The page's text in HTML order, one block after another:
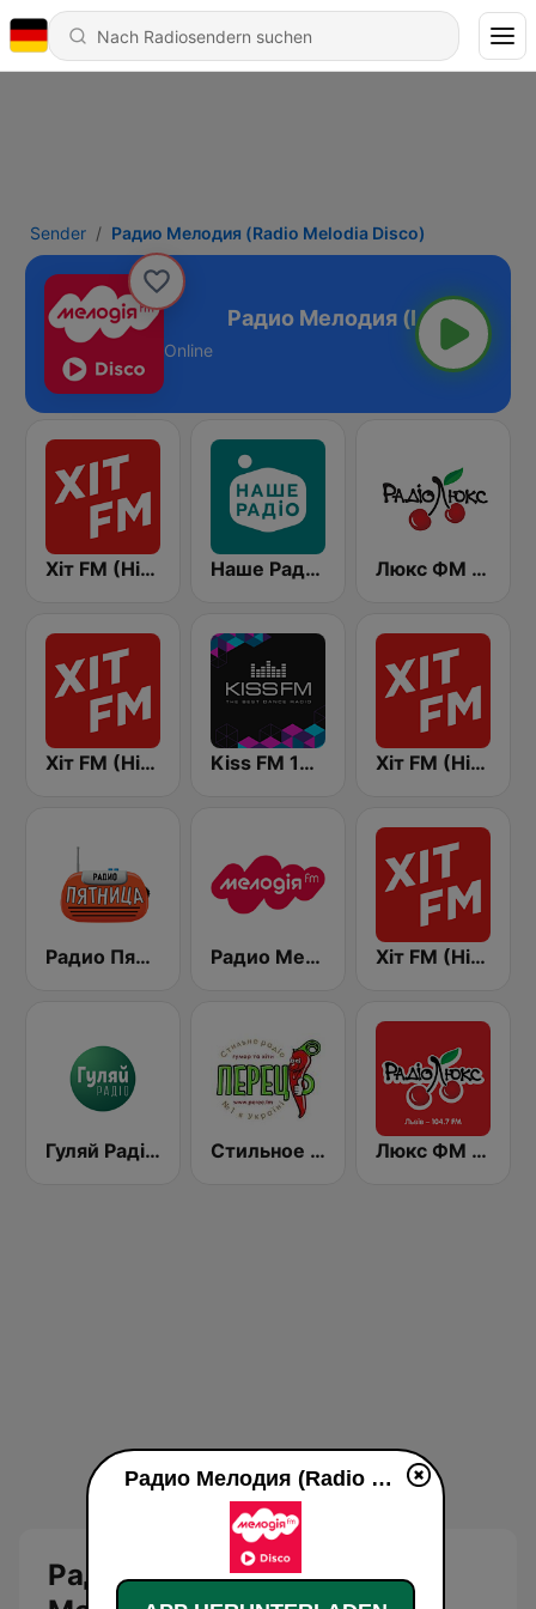
Sender Радио Мелодия (Radio Melodia Disco)
Disco)
Online
Хіт FM (Hit FM) Наше Радио (Nashe Radio) 107.9 Люкс ФМ Україна - Lux FM Ukraine
Хіт FM (Hit FM) - Top Kiss FM 106.5 (Кисc ФМ) Хіт FM (Hit FM) - Best
Радио Пятница (Pyatnica) Радио Мелодия (Radio Melodia) Хіт FM (Hit FM) - Ukr
Гуляй Радіо (Guliay Radio) Стильное Радио - Перец ФМ (Stilnoe, perec fm) Люкс ФМ (Lux FM) Львів
Радио Мелодия (Radio
Радио Мелодия (Radio Melodia Disco) live